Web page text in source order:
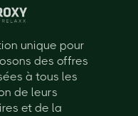
unique pour
des offres
à tous les
de leurs
et de la